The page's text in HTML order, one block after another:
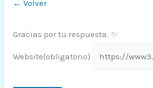
← Volver
Gracias por tu respuesta. ✨
Website(obligatorio)